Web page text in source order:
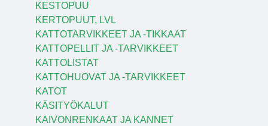
KESTOPUU
KERTOPUUT, LVL
KATTOTARVIKKEET JA -TIKKAAT
KATTOPELLIT JA -TARVIKKEET
KATTOLISTAT
KATTOHUOVAT JA -TARVIKKEET
KATOT
KÄSITYÖKALUT
KAIVONRENKAAT JA KANNET